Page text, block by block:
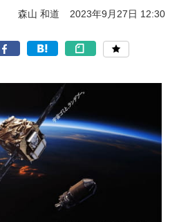
森山 和道 2023年9月27日 12:30